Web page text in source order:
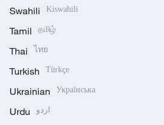
Swahili Kiswahili
Tamil தமிழ்
Thai ไทย
Turkish Türkçe
Ukrainian Українська
Urdu اردو